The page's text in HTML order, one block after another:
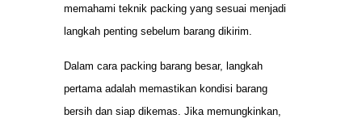
memahami teknik packing yang sesuai menjadi
langkah penting sebelum barang dikirim.
Dalam cara packing barang besar, langkah
pertama adalah memastikan kondisi barang
bersih dan siap dikemas. Jika memungkinkan,